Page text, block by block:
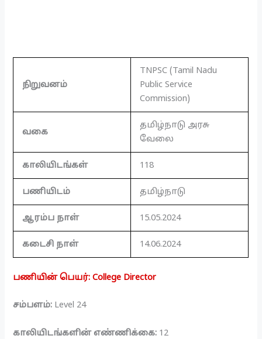
நிறுவனம்
TNPSC (Tamil Nadu
Public Service
Commission)
வகை
தமிழ்நாடு அரசு
வேலை
காலியிடங்கள் 118
பணியிடம் தமிழ்நாடு
ஆரம்ப நாள் 15.05.2024
கடைசி நாள் 14.06.2024
பணியின் பெயர்: College Director
சம்பளம்: Level 24
காலியிடங்களின் எண்ணிக்கை: 12